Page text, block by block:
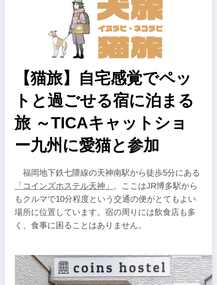
【猫旅】自宅感覚でペッ
トと過ごせる宿に泊まる
旅 ～TICAキャットショ
ー九州に愛猫と参加
福岡地下鉄七隈線の天神南駅から徒歩5分にある
「コインズホステル天神」 。ここはJR博多駅から
もクルマで10分程度という交通の便がとてもよい
場所に位置しています。宿の周りには飲食店も多
く、食事に困ることはありません。